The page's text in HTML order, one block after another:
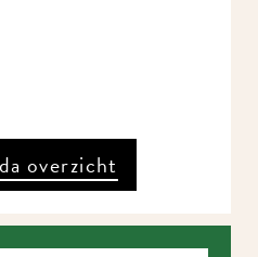
overzicht